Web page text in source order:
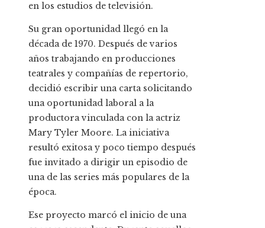
en los estudios de televisión.
Su gran oportunidad llegó en la
década de 1970. Después de varios
años trabajando en producciones
teatrales y compañías de repertorio,
decidió escribir una carta solicitando
una oportunidad laboral a la
productora vinculada con la actriz
Mary Tyler Moore. La iniciativa
resultó exitosa y poco tiempo después
fue invitado a dirigir un episodio de
una de las series más populares de la
época.
Ese proyecto marcó el inicio de una